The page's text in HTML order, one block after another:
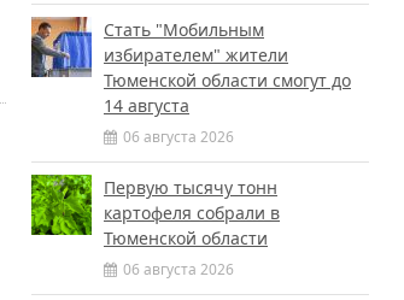
Стать "Мобильным
избирателем" жители
Тюменской области смогут до
14 августа
06 августа 2026
Первую тысячу тонн
картофеля собрали в
Тюменской области
06 августа 2026